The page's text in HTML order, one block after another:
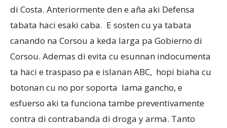
di Costa. Anteriormente den e aña aki Defensa
tabata haci esaki caba. E sosten cu ya tabata
canando na Corsou a keda larga pa Gobierno di
Corsou. Ademas di evita cu esunnan indocumenta
ta haci e traspaso pa e islanan ABC, hopi biaha cu
botonan cu no por soporta lama gancho, e
esfuerso aki ta funciona tambe preventivamente
contra di contrabanda di droga y arma. Tanto